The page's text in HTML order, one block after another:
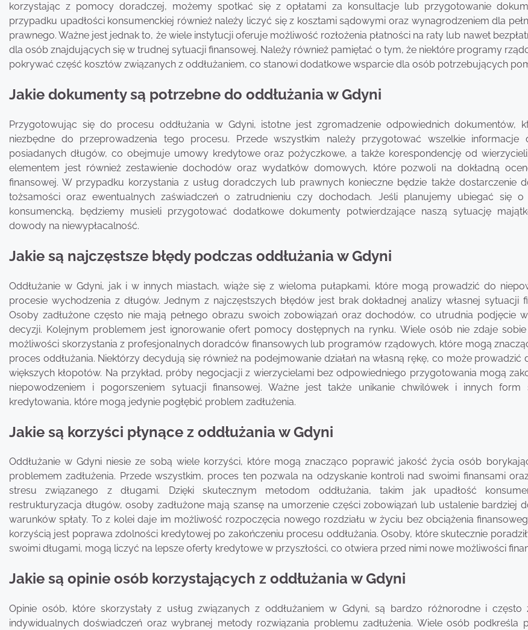
korzystając z pomocy doradczej, możemy spotkać się z opłatami za konsultacje lub przygotowanie
przypadku upadłości konsumenckiej również należy liczyć się z kosztami sądowymi oraz wynagrodzeniem dla
prawnego. Ważne jest jednak to, że wiele instytucji oferuje możliwość rozłożenia płatności na raty lub nawet
dla osób znajdujących się w trudnej sytuacji finansowej. Należy również pamiętać o tym, że niektóre programy
pokrywać część kosztów związanych z oddłużaniem, co stanowi dodatkowe wsparcie dla osób potrzebujących
Jakie dokumenty są potrzebne do oddłużania w Gdyni
Przygotowując się do procesu oddłużania w Gdyni, istotne jest zgromadzenie odpowiednich dokumentów,
niezbędne do przeprowadzenia tego procesu. Przede wszystkim należy przygotować wszelkie informacje
posiadanych długów, co obejmuje umowy kredytowe oraz pożyczkowe, a także korespondencję od
elementem jest również zestawienie dochodów oraz wydatków domowych, które pozwoli na dokładną
finansowej. W przypadku korzystania z usług doradczych lub prawnych konieczne będzie także dostarczenie
tożsamości oraz ewentualnych zaświadczeń o zatrudnieniu czy dochodach. Jeśli planujemy ubiegać się o
konsumencką, będziemy musieli przygotować dodatkowe dokumenty potwierdzające naszą sytuację
dowody na niewypłacalność.
Jakie są najczęstsze błędy podczas oddłużania w Gdyni
Oddłużanie w Gdyni, jak i w innych miastach, wiąże się z wieloma pułapkami, które mogą prowadzić do
procesie wychodzenia z długów. Jednym z najczęstszych błędów jest brak dokładnej analizy własnej sytuacji
Osoby zadłużone często nie mają pełnego obrazu swoich zobowiązań oraz dochodów, co utrudnia podjęcie
decyzji. Kolejnym problemem jest ignorowanie ofert pomocy dostępnych na rynku. Wiele osób nie zdaje
możliwości skorzystania z profesjonalnych doradców finansowych lub programów rządowych, które mogą
proces oddłużania. Niektórzy decydują się również na podejmowanie działań na własną rękę, co może prowadzić
większych kłopotów. Na przykład, próby negocjacji z wierzycielami bez odpowiedniego przygotowania mogą
niepowodzeniem i pogorszeniem sytuacji finansowej. Ważne jest także unikanie chwilówek i innych form
kredytowania, które mogą jedynie pogłębić problem zadłużenia.
Jakie są korzyści płynące z oddłużania w Gdyni
Oddłużanie w Gdyni niesie ze sobą wiele korzyści, które mogą znacząco poprawić jakość życia osób
problemem zadłużenia. Przede wszystkim, proces ten pozwala na odzyskanie kontroli nad swoimi finansami
stresu związanego z długami. Dzięki skutecznym metodom oddłużania, takim jak upadłość
restrukturyzacja długów, osoby zadłużone mają szansę na umorzenie części zobowiązań lub ustalenie bardziej
warunków spłaty. To z kolei daje im możliwość rozpoczęcia nowego rozdziału w życiu bez obciążenia
korzyścią jest poprawa zdolności kredytowej po zakończeniu procesu oddłużania. Osoby, które skutecznie
swoimi długami, mogą liczyć na lepsze oferty kredytowe w przyszłości, co otwiera przed nimi nowe możliwości
Jakie są opinie osób korzystających z oddłużania w Gdyni
Opinie osób, które skorzystały z usług związanych z oddłużaniem w Gdyni, są bardzo różnorodne i często
indywidualnych doświadczeń oraz wybranej metody rozwiązania problemu zadłużenia. Wiele osób podkreśla